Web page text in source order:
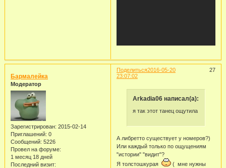
Поделиться 27
2016-05-20
23:07:02
Бармалейка
Модератор
Зарегистрирован: 2015-02-14
Приглашений: 0
Сообщений: 5226
Провел на форуме:
1 месяц 18 дней
Последний визит:
Arkadia06 написал(а):
я так этот танец ощутила
А либретто существует у номеров?)
Или каждый только по ощущениям
"истории" "видит"?
Я толстошкурая
( мне нужны